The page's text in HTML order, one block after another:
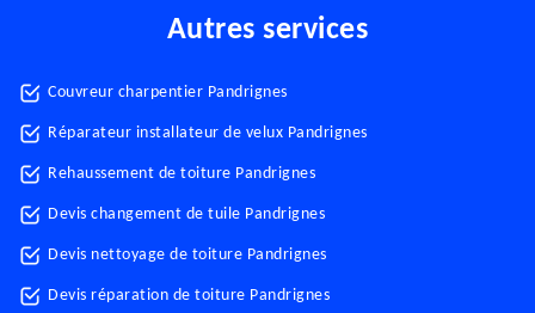
Autres services
Couvreur charpentier Pandrignes
Réparateur installateur de velux Pandrignes
Rehaussement de toiture Pandrignes
Devis changement de tuile Pandrignes
Devis nettoyage de toiture Pandrignes
Devis réparation de toiture Pandrignes